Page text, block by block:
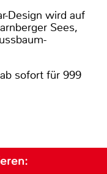
Design wird auf
Sees,
sofort für 999